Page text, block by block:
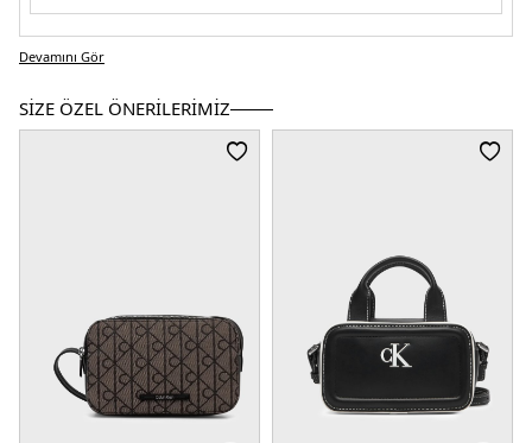
5DE2K60K612719BEH.07
Devamını Gör
SİZE ÖZEL ÖNERİLERİMİZ